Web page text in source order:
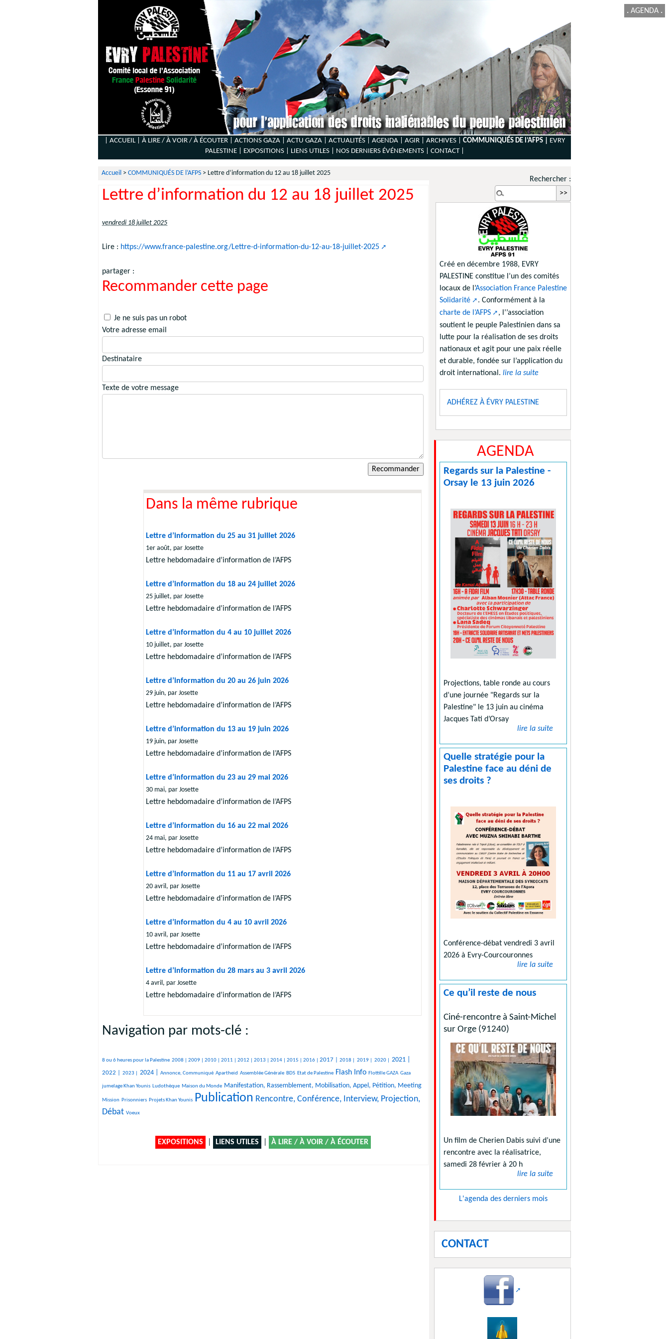
. AGENDA .
| ACCUEIL | À LIRE / À VOIR / À ÉCOUTER | ACTIONS GAZA | ACTU GAZA | ACTUALITÉS | AGENDA | AGIR | ARCHIVES | COMMUNIQUÉS DE l’AFPS |
EVRY
PALESTINE |
EXPOSITIONS | LIENS UTILES | NOS DERNIERS ÉVÉNEMENTS | CONTACT|
Accueil > COMMUNIQUÉS DE l’AFPS > Lettre d’information du 12 au 18 juillet 2025
Lettre d’information du 12 au 18 juillet 2025
vendredi 18 juillet 2025
Lire : https://www.france-palestine.org/Lettre-d-information-du-12-au-18-juillet-2025
partager :
Recommander cette page
Je ne suis pas un robot
Votre adresse email
Destinataire
Texte de votre message
Dans la même rubrique
Lettre d’information du 25 au 31 juillet 2026
1er août, par Josette
Lettre hebdomadaire d’information de l’AFPS
Lettre d’information du 18 au 24 juillet 2026
25 juillet, par Josette
Lettre hebdomadaire d’information de l’AFPS
Lettre d’information du 4 au 10 juillet 2026
10 juillet, par Josette
Lettre hebdomadaire d’information de l’AFPS
Lettre d’information du 20 au 26 juin 2026
29 juin, par Josette
Lettre hebdomadaire d’information de l’AFPS
Lettre d’information du 13 au 19 juin 2026
19 juin, par Josette
Lettre hebdomadaire d’information de l’AFPS
Lettre d’information du 23 au 29 mai 2026
30 mai, par Josette
Lettre hebdomadaire d’information de l’AFPS
Lettre d’information du 16 au 22 mai 2026
24 mai, par Josette
Lettre hebdomadaire d’information de l’AFPS
Lettre d’information du 11 au 17 avril 2026
20 avril, par Josette
Lettre hebdomadaire d’information de l’AFPS
Lettre d’information du 4 au 10 avril 2026
10 avril, par Josette
Lettre hebdomadaire d’information de l’AFPS
Lettre d’information du 28 mars au 3 avril 2026
4 avril, par Josette
Lettre hebdomadaire d’information de l’AFPS
Navigation par mots-clé :
357/2119
8 ou 6 heures pour la Palestine
49/2119 2008 |
95/2119 2009 |
88/2119 2010 |
200/2119 2011 |
374/2119 2012 |
129/2119 2013 |
66/2119 2014 |
129/2119 2015 |
310/2119 2016 |
499/2119 2017 |
139/2119 2018 |
105/2119 2019 |
107/2119 2020 |
775/2119 2021 |
722/2119
2022 |
351/2119
2023 |
842/2119 2024 |
264/2119 Annonce, Communiqué
21/2119 Apartheid
24/2119 Assemblée Générale
104/2119 BDS
20/2119 Etat de Palestine
972/2119 Flash Info
30/2119 Flottille GAZA
317/2119 Gaza
231/2119
jumelage Khan Younis
327/2119 Ludothèque
11/2119 Maison du Monde
924/2119 Manifestation, Rassemblement, Mobilisation, Appel, Pétition, Meeting
17/2119
Mission
20/2119Prisonniers
119/2119 Projets Khan Younis
2119/2119 Publication
1326/2119
Rencontre, Conférence, Interview, Projection,
Débat
10/2119Voeux
EXPOSITIONS LIENS UTILES À LIRE / À VOIR / À ÉCOUTER
Rechercher :
Créé en décembre 1988, EVRY
PALESTINE constitue l’un des comités
locaux de l’Association France Palestine
Solidarité
. Conformément à la
charte de l’AFPS
, l’’association
soutient le peuple Palestinien dans sa
lutte pour la réalisation de ses droits
nationaux et agit pour une paix réelle
et durable, fondée sur l’application du
droit international. lire la suite
ADHÉREZ À ÉVRY PALESTINE
AGENDA
Regards sur la Palestine -
Orsay le 13 juin 2026
Projections, table ronde au cours
d’une journée "Regards sur la
Palestine" le 13 juin au cinéma
Jacques Tati d’Orsay
lire la suite
Quelle stratégie pour la
Palestine face au déni de
ses droits ?
Conférence-débat vendredi 3 avril
2026 à Evry-Courcouronnes
lire la suite
Ce qu’il reste de nous
Ciné-rencontre à Saint-Michel
sur Orge (91240)
Un film de Cherien Dabis suivi d’une
rencontre avec la réalisatrice,
samedi 28 février à 20 h
lire la suite
L'agenda des derniers mois
CONTACT